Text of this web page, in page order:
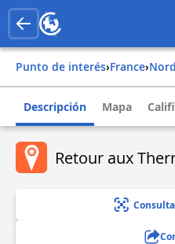
Punto de interés› france›
Descripción Mapa
Retour aux